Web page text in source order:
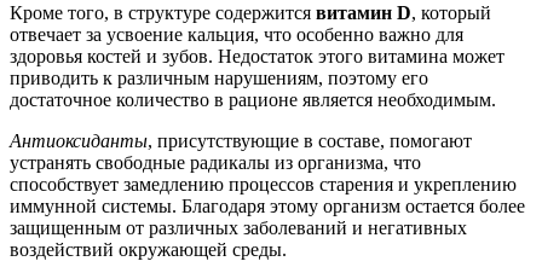
Кроме того, в структуре содержится витамин D, который
отвечает за усвоение кальция, что особенно важно для
здоровья костей и зубов. Недостаток этого витамина может
приводить к различным нарушениям, поэтому его
достаточное количество в рационе является необходимым.
Антиоксиданты, присутствующие в составе, помогают
устранять свободные радикалы из организма, что
способствует замедлению процессов старения и укреплению
иммунной системы. Благодаря этому организм остается более
защищенным от различных заболеваний и негативных
воздействий окружающей среды.